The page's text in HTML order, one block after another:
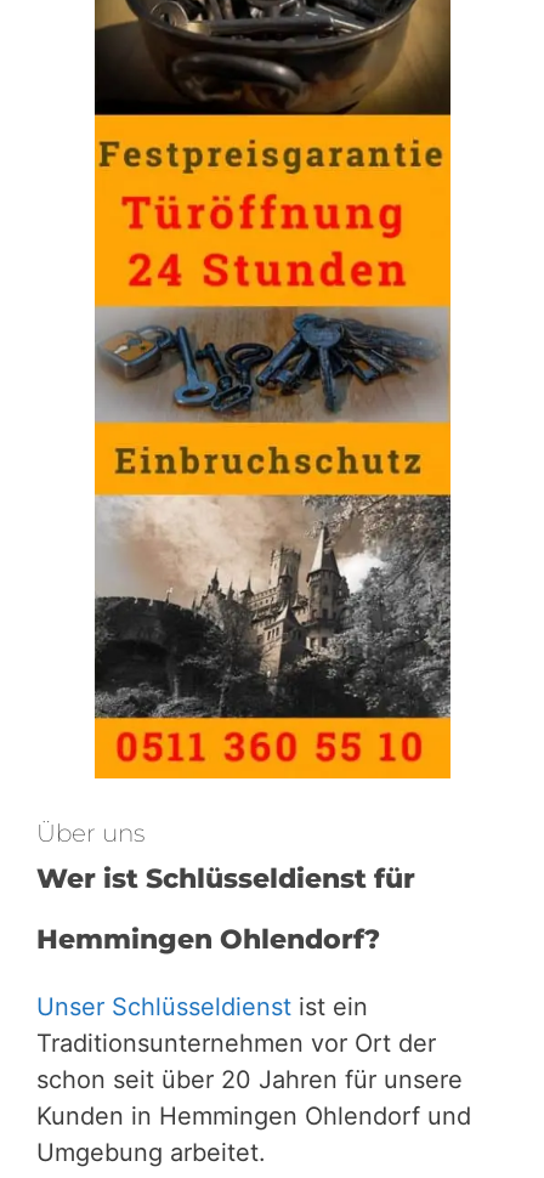
Über uns
Wer ist Schlüsseldienst für
Hemmingen Ohlendorf?
Unser Schlüsseldienst ist ein
Traditionsunternehmen vor Ort der
schon seit über 20 Jahren für unsere
Kunden in Hemmingen Ohlendorf und
Umgebung arbeitet.